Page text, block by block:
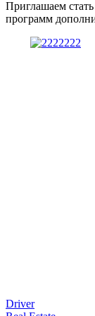
Приглашаем
программ
Driver